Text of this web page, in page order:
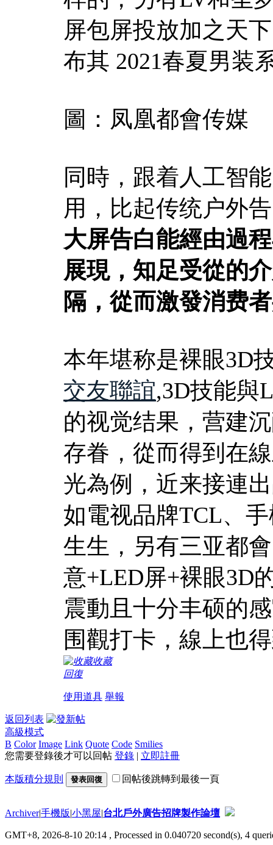
屏包屏投放加之天
布其 2021春夏男装
圖：凤凰都會传媒
同時，跟着人工智
用，比起传统户外
大屏告白能經由過
展現，知足受從的
隔，從而激發消费
本年堪称是裸眼3D
交友聯誼,3D技能與
的视觉结果，营建
存眷，從而得到在
光為例，近来接連
如電视品牌TCL、
生生，另有三亚都
意+LED屏+裸眼3D
震動且十分丰硕的
围觀打卡，線上也
收藏
回復
使用道具 舉報
返回列表
高級模式
B Color Image Link Quote Code Smilies
您需要登錄後才可以回帖 登錄 | 立即註冊
本版積分規則 發表回復 回帖後跳轉到最後一頁
Archiver|手機版|小黑屋|台北戶外廣告招牌製作論壇
GMT+8, 2026-8-10 20:14 , Processed in 0.040720 second(s), 4